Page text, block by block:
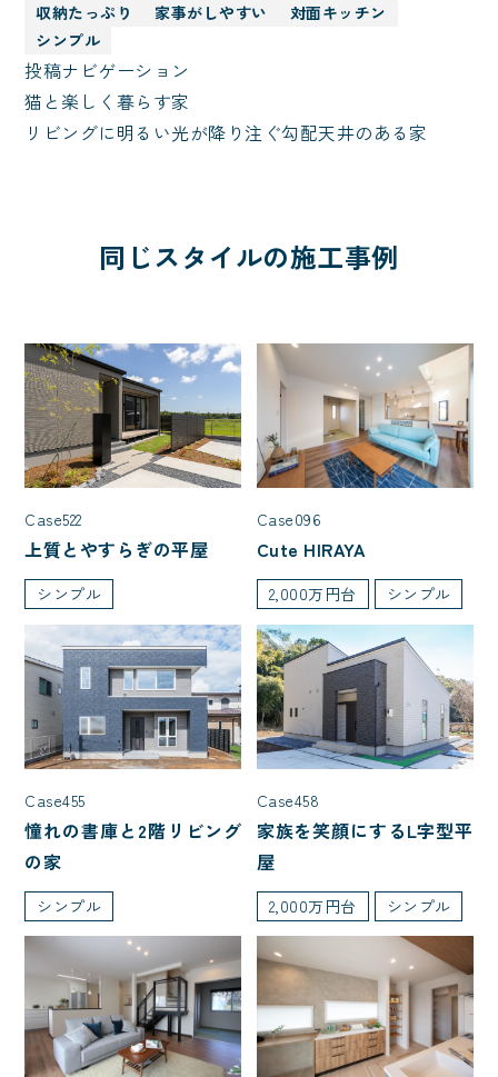
収納たっぷり
家事がしやすい
対面キッチン
シンプル
投稿ナビゲーション
猫と楽しく暮らす家
リビングに明るい光が降り注ぐ勾配天井のある家
同じスタイルの施工事例
Case522
上質とやすらぎの平屋
シンプル
Case096
Cute HIRAYA
2,000万円台 シンプル
Case455
憧れの書庫と2階リビング
の家
シンプル
Case458
家族を笑顔にするL字型平
屋
2,000万円台 シンプル